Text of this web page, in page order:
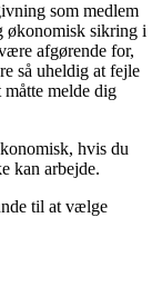
som medlem
økonomisk sikring i
afgørende for,
så uheldig at fejle
melde dig
hvis du
kan arbejde.
til at vælge